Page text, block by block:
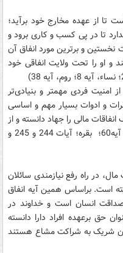
تا از عهده مخارج خود برآید؛
تا در پی کسب و کاری برود و
و برترین مورد انفاق آن
او را تحت ولایت انفاقی خود
امنیت فردی مهمتر و بنیادی‌تر
و ادوات بسیار مهم و اساسی
مالی را جهاد دانسته و از
آن به جهاد مال تعبیر کرده است. (انفاق، آیه60؛ بقره؛ آیات 244 و 245 و
در راه رفع نیازمندی سائلان
گرفته است. براساس همین آیه انفاق
انسان است و خداوند در
به عنوان حق برعهده افراد دارا دانسته
شریک به شراکت مشاع هستند